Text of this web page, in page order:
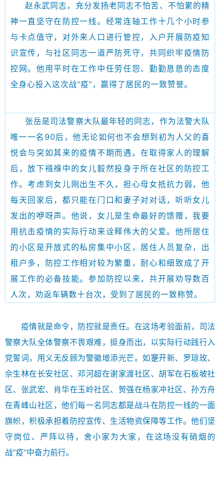
赵永武同志，充分发扬老同志不怕苦、不怕累的精
神一直坚守在防控一线。经常连轴工作十几个小时参
与卡点值守，对外来人口进行管控，入户开展防疫知
识宣传，与社区同志一道严防死守，共同织牢疫情防
控网。他用平时在工作中任劳任怨、勤勤恳恳的态度
全身心投入这次战“疫”，赢得了居民的一致赞誉。
张岳是司法警察大队最年轻的同志，作为法警大队
唯一一名90后，他无论如何也不会想到初为人父的喜
悦会与突如其来的疫情不期而遇。在取得家人的理解
后，放下襁褓中的女儿毅然投身于所在社区的防控工
作。考虑到女儿刚出生不久，担心母女抵抗力弱，他
每天回家后，都只能在门口和妻子对对话，听听女儿
发出的咿呀声。他说，女儿是生命最好的馈赠，我要
用抗击疫情的实际行动来诠释伟大的父爱。他所居住
的小区是开放式的私房集中小区，居住人员复杂，出
租户多，防控工作相对较为繁重，耐心和细致成了开
展工作的必备技能。参加防控以来，共开展劝导数百
人次，劝返车辆数十台次，受到了居民的一致称赞。
疫情就是命令，防控就是责任。在这场考验面前，司法
警察大队全体警察不畏艰难，挺身而出，以实际行动践行入
党誓词，用义无反顾为警徽增添光芒。如蹇开新、罗琼玫、
佘生林在长安社区、邓河超在谢家渡社区、胡军在石板坡社
区、张武宏、肖华在玉岭社区、贺强在杨家冲社区、孙方舟
在青峰山社区，他们每一名同志都是战斗在防控一线的一面
旗帜，积极承担着防控宣传、生活物资保障等工作。他们坚
守岗位、严阵以待，舍小家为大家，在这场没有硝烟的
战“疫”中奋力前行。